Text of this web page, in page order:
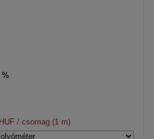
%
/ csomag (1 m)